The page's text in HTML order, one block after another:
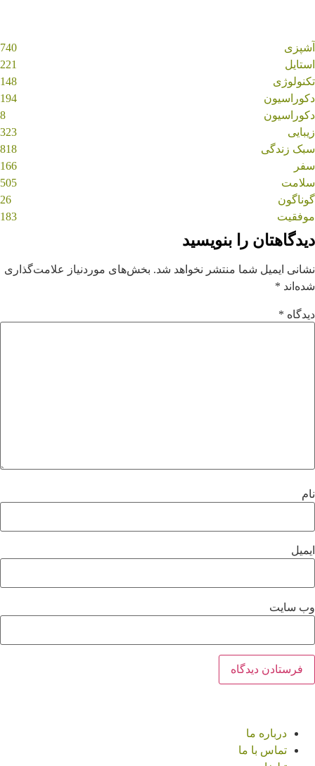
آشپزی
740
استایل
221
تکنولوژی
148
دکوراسیون
194
دکوراسیون
8
زیبایی
323
سبک زندگی
818
سفر
166
سلامت
505
گوناگون
26
موفقیت
183
دیدگاهتان را بنویسید
نشانی ایمیل شما منتشر نخواهد شد. بخش‌های موردنیاز علامت‌گذاری
شده‌اند *
دیدگاه *
نام
ایمیل
وب‌ سایت
درباره ما
تماس با ما